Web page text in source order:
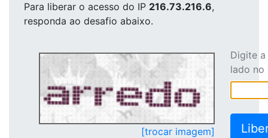
Para liberar o acesso do IP 216.73.216.6,
responda ao desafio abaixo.
[trocar imagem]
Digite
lado no